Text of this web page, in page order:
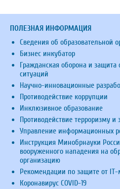
ПОЛЕЗНАЯ ИНФОРМАЦИЯ
Сведения об образовательной
Бизнес инкубатор
Гражданская оборона и защита
ситуаций
Научно-инновационные
Противодействие коррупции
Инклюзивное образование
Противодействие терроризму и
Управление информационных
Инструкция Минобрнауки
вооруженного нападения на
организацию
Рекомендации по защите от
Коронавирус COVID-19